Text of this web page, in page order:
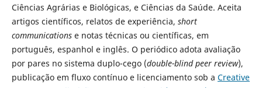
Ciências Agrárias e Biológicas, e Ciências da Saúde. Aceita
artigos científicos, relatos de experiência, short
communicationse notas técnicas ou científicas, em
português, espanhol e inglês. O periódico adota avaliação
por pares no sistema duplo-cego (double-blind peer review),
publicação em fluxo contínuo e licenciamento sob a Creative